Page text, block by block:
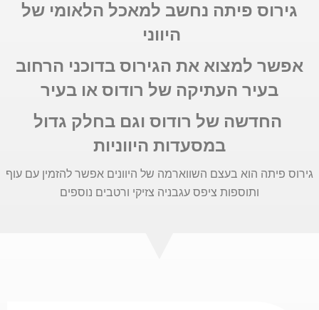
גירוס פיתה נחשב למאכל הלאומי של
היווני
אפשר למצוא את הגירוס בדוכני הרחוב
בעיר העתיקה של רודוס או בעיר
החדשה של רודוס וגם בחלק גדול
במסעדות היווניות
גירוס פיתה הוא בעצם השווארמה של היוונים אפשר להזמין עם עוף
ותוספות ציפס עגבניה צזיקי ורטבים נוספים